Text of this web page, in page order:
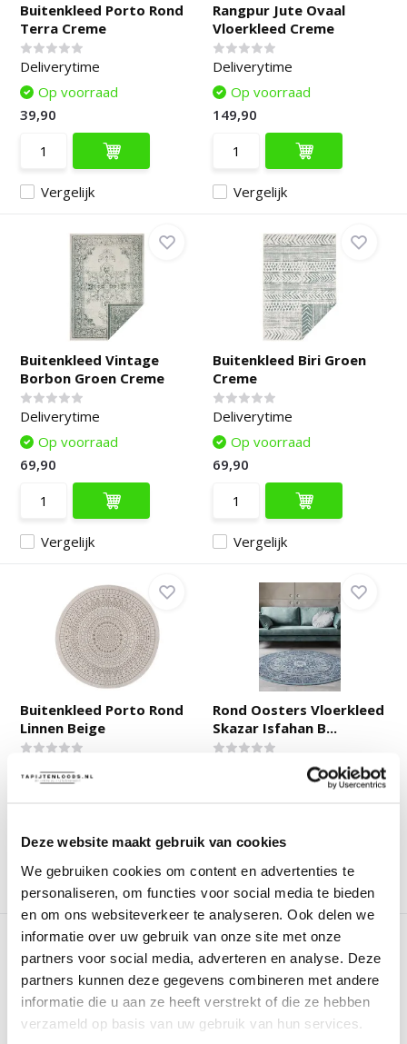
Deze website maakt gebruik van cookies
We gebruiken cookies om content en advertenties te
personaliseren, om functies voor social media te bieden
en om ons websiteverkeer te analyseren. Ook delen we
informatie over uw gebruik van onze site met onze
partners voor social media, adverteren en analyse. Deze
partners kunnen deze gegevens combineren met andere
informatie die u aan ze heeft verstrekt of die ze hebben
verzameld op basis van uw gebruik van hun services.
Buitenkleed Porto Rond
Terra Creme
Deliverytime
Vergelijk
Op voorraad
39,90
Rangpur Jute Ovaal
Vloerkleed Creme
Deliverytime
Vergelijk
Op voorraad
149,90
Buitenkleed Vintage
Borbon Groen Creme
Deliverytime
Vergelijk
Op voorraad
69,90
Buitenkleed Biri Groen
Creme
Deliverytime
Vergelijk
Op voorraad
69,90
Buitenkleed Porto Rond
Linnen Beige
Vergelijk
Rond Oosters Vloerkleed
Skazar Isfahan B...
Vergelijk